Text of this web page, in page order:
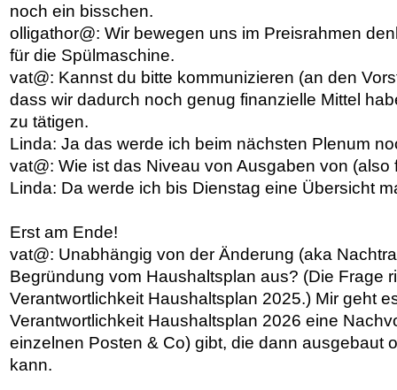
noch ein bisschen.
olligathor@: Wir bewegen uns im Preisrahmen
für die Spülmaschine.
vat@: Kannst du bitte kommunizieren (an den
dass wir dadurch noch genug finanzielle Mittel
zu tätigen.
Linda: Ja das werde ich beim nächsten Plenum
vat@: Wie ist das Niveau von Ausgaben von (also
Linda: Da werde ich bis Dienstag eine Übersicht
Erst am Ende!
vat@: Unabhängig von der Änderung (aka
Begründung vom Haushaltsplan aus? (Die Frage
Verantwortlichkeit Haushaltsplan 2025.) Mir geht
Verantwortlichkeit Haushaltsplan 2026 eine
einzelnen Posten & Co) gibt, die dann ausgebaut
kann.